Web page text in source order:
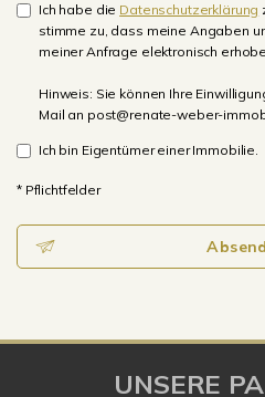
Ich habe die Datenschutzerklärung
stimme zu, dass meine Angaben
meiner Anfrage elektronisch
Hinweis: Sie können Ihre
Mail an post@renate-weber-
Ich bin Eigentümer einer Immobilie.
* Pflichtfelder
UNSERE